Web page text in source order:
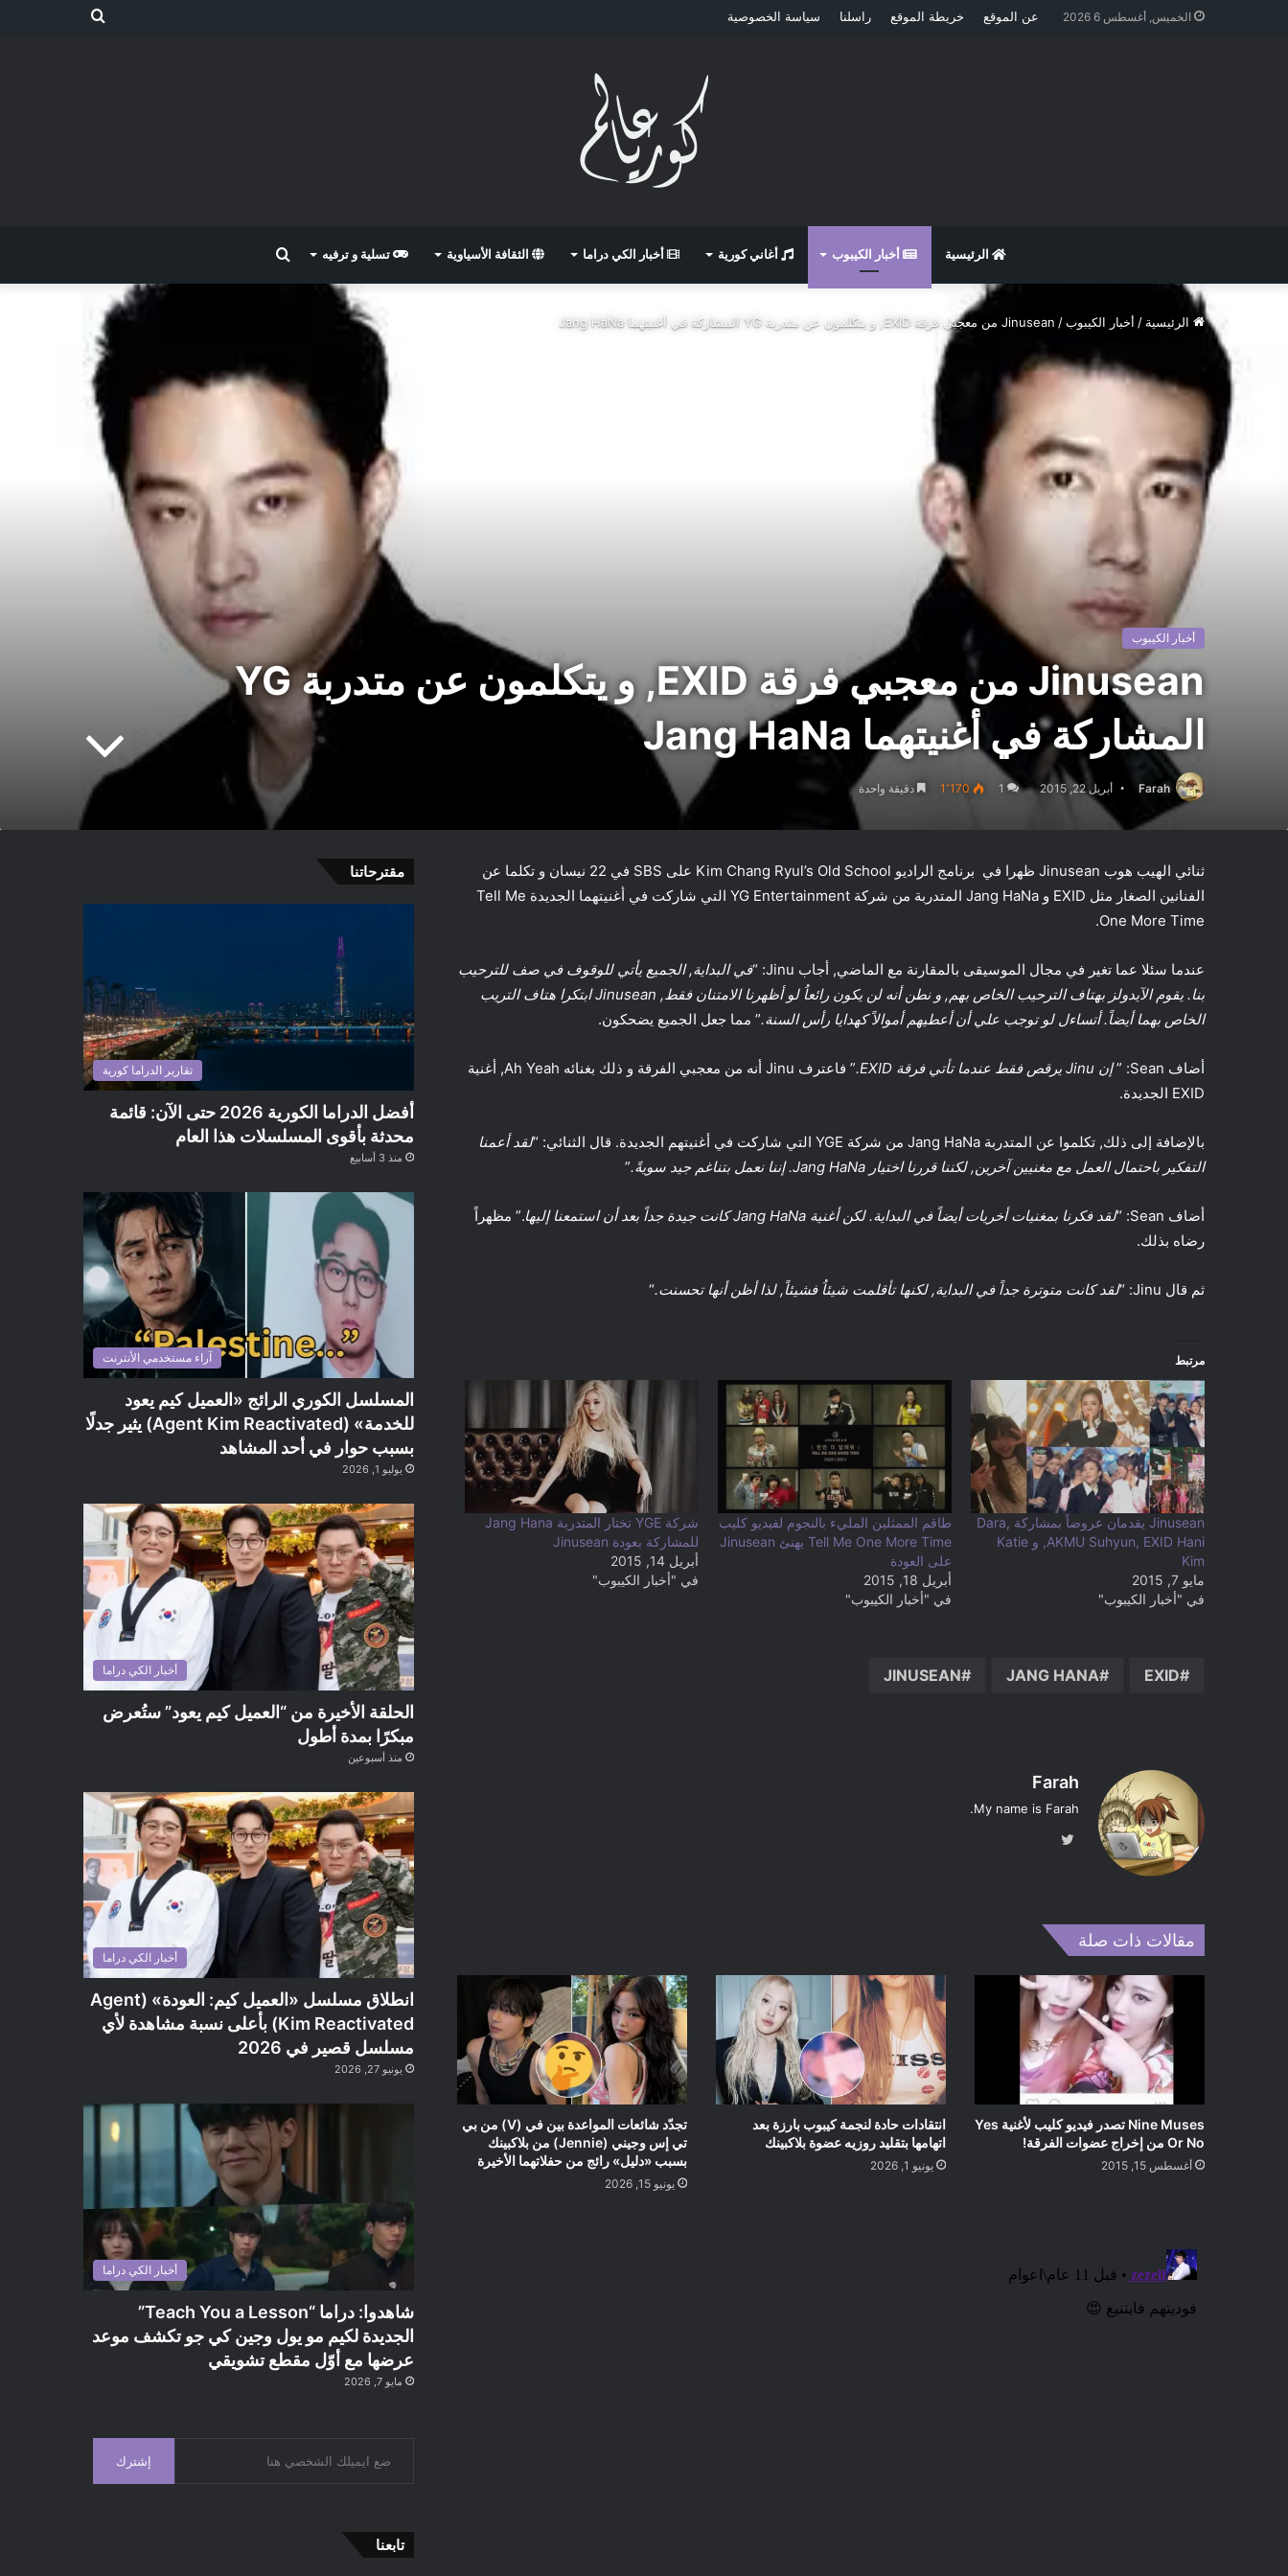
الخميس, أغسطس 6 2026 عن الموقع خريطة الموقع راسلنا سياسة الخصوصية
الرئيسية أخبار الكيبوب أغاني كورية أخبار الكي دراما الثقافة الأسياوية تسلية و ترفيه
الرئيسية / أخبار الكيبوب/ Jinusean من معجبي فرقة EXID, و يتكلمون عن متدربة YG المشاركة في أغنيتهما Jang HaNa
أخبار الكيبوب
Jinusean من معجبي فرقة EXID, و يتكلمون عن متدربة YG
المشاركة في أغنيتهما Jang HaNa
Farah أبريل 22, 2015 1 1٬170 دقيقة واحدة
ثنائي الهيب هوب Jinusean ظهرا في برنامج الراديو Kim Chang Ryul’s Old School على SBS في 22 نيسان و تكلما عن
الفنانين الصغار مثل EXID و Jang HaNa المتدربة من شركة YG Entertainment التي شاركت في أغنيتهما الجديدة Tell Me
One More Time.
عندما سئلا عما تغير في مجال الموسيقى بالمقارنة مع الماضي, أجاب Jinu: “
في البداية, الجميع يأتي للوقوف في صف للترحيب
بنا. يقوم الآيدولز بهتاف الترحيب الخاص بهم, و نطن أنه لن يكون رائعاُ لو أظهرنا الامتنان فقط, Jinusean ابتكرا هتاف التريب
الخاص بهما أيضاً. أتساءل لو توجب علي أن أعطيهم أموالاً كهدايا رأس السنة.” مما جعل الجميع يضحكون.
أضاف Sean: ” إن Jinu يرقص فقط عندما تأتي فرقة EXID.
” فاعترف Jinu أنه من معجبي الفرقة و ذلك بغنائه Ah Yeah, أغنية
EXID الجديدة.
بالإضافة إلى ذلك, تكلموا عن المتدربة Jang HaNa من شركة YGE التي شاركت في أغنيتهم الجديدة. قال الثنائي: “
لقد أعمنا
التفكير باحتمال العمل مع مغنيين آخرين, لكننا قررنا اختيار Jang HaNa. إننا نعمل بتناغم جيد سويةً.
”
أضاف Sean: “ لقد فكرنا بمغنيات أخريات أيضاً في البداية. لكن أغنية Jang HaNa كانت جيدة جداً بعد أن استمعنا إليها
.” مظهراً
رضاه بذلك.
ثم قال Jinu: “ لقد كانت متوترة جداً في البداية, لكنها تأقلمت شيئاُ فشيئاً, لذا أظن أنها تحسنت.“
مرتبط
Jinusean يقدمان عروضاً بمشاركة Dara,
AKMU Suhyun, EXID Hani, و Katie
Kim
مايو 7, 2015
في "أخبار الكيبوب"
طاقم الممثلين المليء بالنجوم لفيديو كليب
Tell Me One More Time يهنئ Jinusean
على العودة
أبريل 18, 2015
في "أخبار الكيبوب"
شركة YGE تختار المتدربة Jang Hana
للمشاركة بعودة Jinusean
أبريل 14, 2015
في "أخبار الكيبوب"
EXID
JANG HANA
JINUSEAN
Farah
My name is Farah.
مقالات ذات صلة
Nine Muses تصدر فيديو كليب لأغنية Yes
Or No من إخراج عضوات الفرقة!
أغسطس 15, 2015
انتقادات حادة لنجمة كيبوب بارزة بعد
اتهامها بتقليد روزيه عضوة بلاكبينك
يونيو 1, 2026
تجدّد شائعات المواعدة بين في (V) من بي
تي إس وجيني (Jennie) من بلاكبينك
بسبب «دليل» رائج من حفلاتهما الأخيرة
يونيو 15, 2026
مقترحاتنا
تقارير الدراما كورية
أفضل الدراما الكورية 2026 حتى الآن: قائمة
محدثة بأقوى المسلسلات هذا العام
منذ 3 أسابيع
آراء مستخدمي الأنترنت
المسلسل الكوري الرائج «العميل كيم يعود
للخدمة» (Agent Kim Reactivated) يثير جدلًا
بسبب حوار في أحد المشاهد
يوليو 1, 2026
أخبار الكي دراما
الحلقة الأخيرة من “العميل كيم يعود” ستُعرض
مبكرًا بمدة أطول
منذ أسبوعين
أخبار الكي دراما
انطلاق مسلسل «العميل كيم: العودة» (Agent
Kim Reactivated) بأعلى نسبة مشاهدة لأي
مسلسل قصير في 2026
يونيو 27, 2026
أخبار الكي دراما
شاهدوا: دراما “Teach You a Lesson”
الجديدة لكيم مو يول وجين كي جو تكشف موعد
عرضها مع أوّل مقطع تشويقي
مايو 7, 2026
إشترك
تابعنا